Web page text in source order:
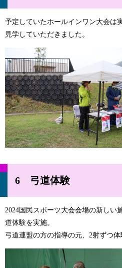
予定していたホールインワン大会は
見学していただきました。
6 弓道体験
2024国民スポーツ大会会場の新しい
道体験を実施。
弓道連盟の方の指導の元、2射ずつ体